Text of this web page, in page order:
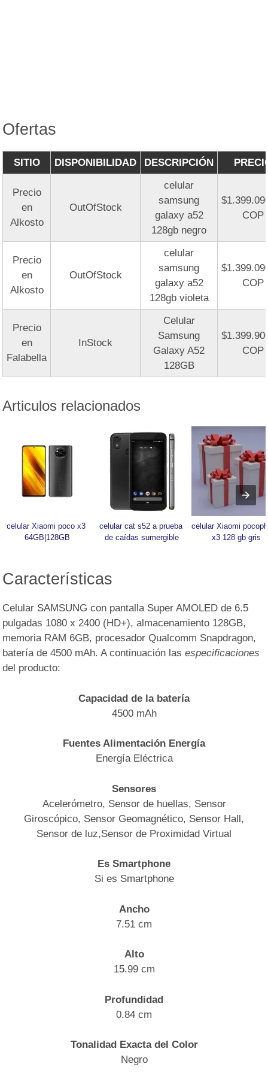
Ofertas
SITIO DISPONIBILIDAD DESCRIPCIÓN
Precio
en
Alkosto
OutOfStock
celular
samsung
galaxy a52
128gb negro
COP
Precio
en
Alkosto
OutOfStock
celular
samsung
galaxy a52
128gb violeta
COP
Precio
en
Falabella
InStock
Celular
Samsung
Galaxy A52
128GB
COP
Articulos relacionados
celular Xiaomi poco x3
64GB|128GB
celular cat s52 a prueba
de caídas sumergible
celular Xiaomi
x3 128 gb gris
Características
Celular SAMSUNG con pantalla Super AMOLED de 6.5
pulgadas 1080 x 2400 (HD+), almacenamiento 128GB,
memoria RAM 6GB, procesador Qualcomm Snapdragon,
batería de 4500 mAh. A continuación lasespecificaciones
del producto:
Capacidad de la batería
4500 mAh
Fuentes Alimentación Energía
Energía Eléctrica
Sensores
Acelerómetro, Sensor de huellas, Sensor
Giroscópico, Sensor Geomagnético, Sensor Hall,
Sensor de luz,Sensor de Proximidad Virtual
Es Smartphone
Si es Smartphone
Ancho
7.51 cm
Alto
15.99 cm
Profundidad
0.84 cm
Tonalidad Exacta del Color
Negro